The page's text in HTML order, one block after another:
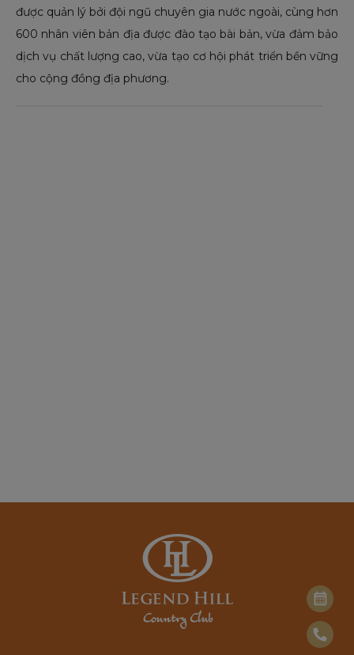
được quản lý bởi đội ngũ chuyên gia nước ngoài, cùng hơn
600 nhân viên bản địa được đào tạo bài bản, vừa đảm bảo
dịch vụ chất lượng cao, vừa tạo cơ hội phát triển bền vững
cho cộng đồng địa phương.